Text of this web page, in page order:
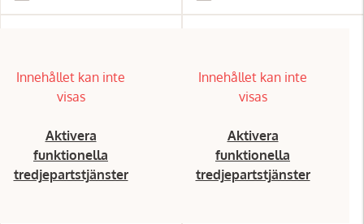
Innehållet kan inte
visas
Aktivera
funktionella
tredjepartstjänster
Innehållet kan inte
visas
Aktivera
funktionella
tredjepartstjänster